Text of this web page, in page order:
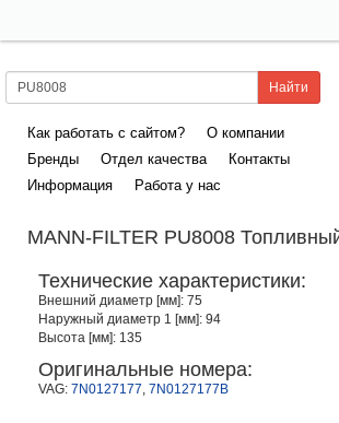
Как работать с сайтом?
О компании
Бренды
Отдел качества
Контакты
Информация
Работа у нас
MANN-FILTER PU8008
Технические характеристики:
Внешний диаметр [мм]: 75
Наружный диаметр 1 [мм]: 94
Высота [мм]: 135
Оригинальные номера:
VAG: 7N0127177, 7N0127177B